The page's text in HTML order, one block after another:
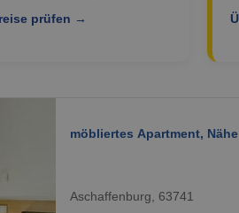
prüfen →
möbliertes Apartment,
Aschaffenburg, 63741